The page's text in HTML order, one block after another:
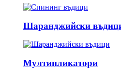
Шаранджийски
Мултипликатори